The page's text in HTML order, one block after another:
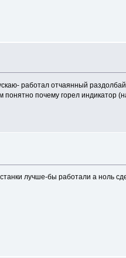
работал отчаянный
почему горел индикатор
лучше-бы работали а